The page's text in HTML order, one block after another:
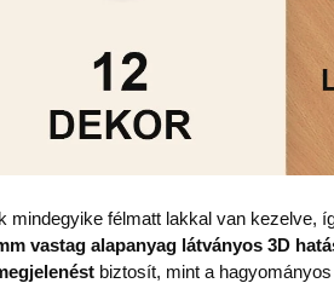
mindegyike félmatt lakkal van kezelve,
vastag alapanyag látványos 3D
biztosít, mint a